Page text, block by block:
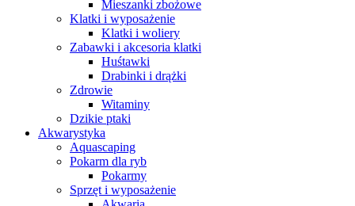
Mieszanki zbożowe
Klatki i wyposażenie
Klatki i woliery
Zabawki i akcesoria klatki
Huśtawki
Drabinki i drążki
Zdrowie
Witaminy
Dzikie ptaki
Akwarystyka
Aquascaping
Pokarm dla ryb
Pokarmy
Sprzęt i wyposażenie